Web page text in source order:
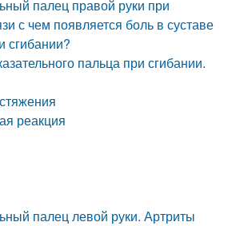
палец правой руки при
с чем появляется боль в суставе
сгибании?
пальца при сгибании.
реакция
палец левой руки. Артриты